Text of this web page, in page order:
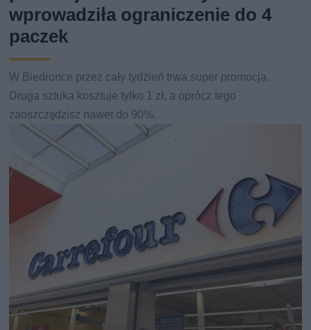
wprowadziła ograniczenie do 4
paczek
W Biedronce przez cały tydzień trwa super promocja.
Druga sztuka kosztuje tylko 1 zł, a oprócz tego
zaoszczędzisz nawet do 90%.